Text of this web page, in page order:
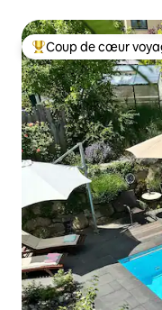
Coups de cœur
Coup de cœur